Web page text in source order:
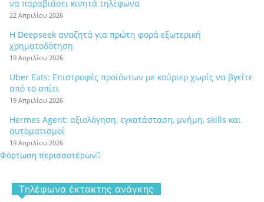
να παραβιάσει κινητά τηλέφωνα
22 Απριλίου 2026
Η Deepseek αναζητά για πρώτη φορά εξωτερική
χρηματοδότηση
19 Απριλίου 2026
Uber Eats: Επιστροφές προϊόντων με κούριερ χωρίς να βγείτε
από το σπίτι
19 Απριλίου 2026
Hermes Agent: αξιολόγηση, εγκατάσταση, μνήμη, skills και
αυτοματισμοί
19 Απριλίου 2026
Φόρτωση περισσοτέρων
Tηλέφωνα έκτακτης ανάγκης